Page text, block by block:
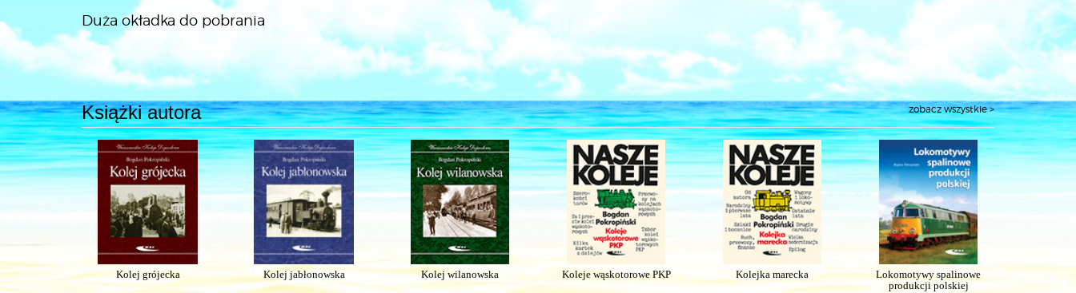
Duża okładka do pobrania
Książki autora zobacz wszystkie >
Kolej grójecka Kolej jabłonowska Kolej wilanowska Koleje wąskotorowe PKP Kolejka marecka
Lokomotywy spalinowe
produkcji polskiej